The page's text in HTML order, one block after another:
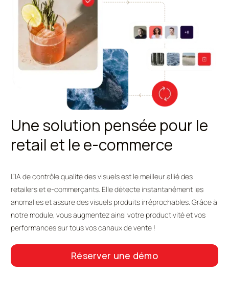
Une solution pensée pour le
retail et le e-commerce
L’IA de contrôle qualité des visuels est le meilleur allié des
retailers et e-commerçants. Elle détecte instantanément les
anomalies et assure des visuels produits irréprochables. Grâce à
notre module, vous augmentez ainsi votre productivité et vos
performances sur tous vos canaux de vente !
Réserver une démo